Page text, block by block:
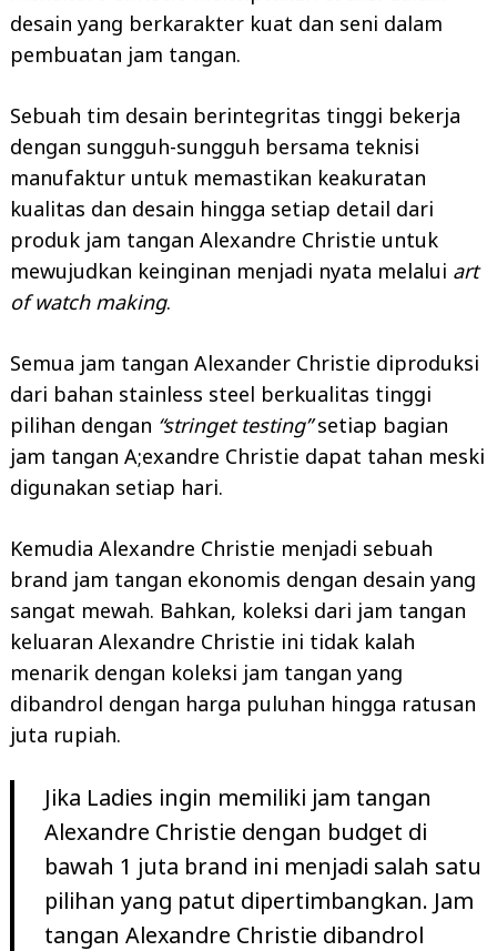
desain yang berkarakter kuat dan seni dalam
pembuatan jam tangan.
Sebuah tim desain berintegritas tinggi bekerja
dengan sungguh-sungguh bersama teknisi
manufaktur untuk memastikan keakuratan
kualitas dan desain hingga setiap detail dari
produk jam tangan Alexandre Christie untuk
mewujudkan keinginan menjadi nyata melalui art
of watch making.
Semua jam tangan Alexander Christie diproduksi
dari bahan stainless steel berkualitas tinggi
pilihan dengan “stringet testing”setiap bagian
jam tangan A;exandre Christie dapat tahan meski
digunakan setiap hari.
Kemudia Alexandre Christie menjadi sebuah
brand jam tangan ekonomis dengan desain yang
sangat mewah. Bahkan, koleksi dari jam tangan
keluaran Alexandre Christie ini tidak kalah
menarik dengan koleksi jam tangan yang
dibandrol dengan harga puluhan hingga ratusan
juta rupiah.
Jika Ladies ingin memiliki jam tangan
Alexandre Christie dengan budget di
bawah 1 juta brand ini menjadi salah satu
pilihan yang patut dipertimbangkan. Jam
tangan Alexandre Christie dibandrol